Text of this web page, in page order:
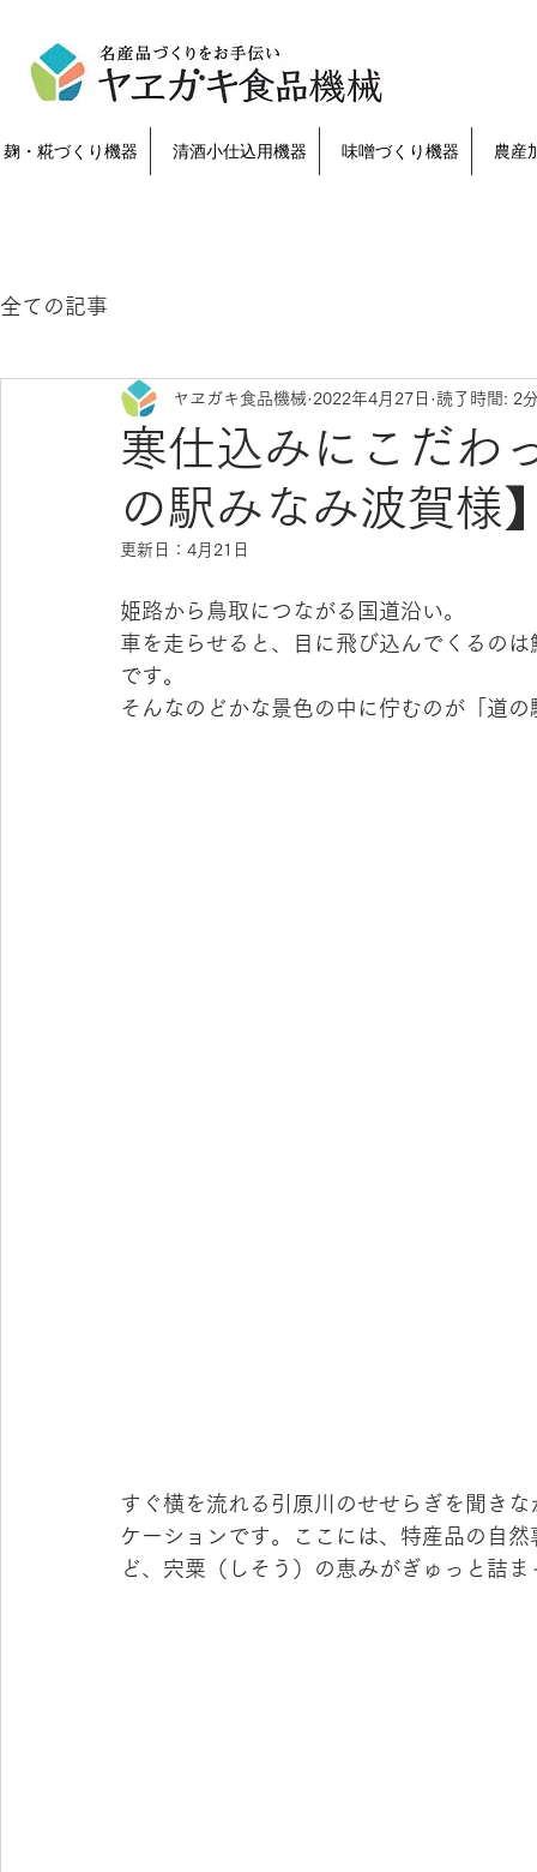
麹・糀づくり機器 清酒小仕込用機器 味噌づくり機器 農産
全ての記事
寒仕込みにこだわ
の駅みなみ波賀様
ヤヱガキ食品機械 2022年4月27日 読了時間: 2
更新日： 4月21日
姫路から鳥取につながる国道沿い。
車を走らせると、目に飛び込んでくるの
です。
そんなのどかな景色の中に佇むのが「道
すぐ横を流れる引原川のせせらぎを聞き
ケーションです。ここには、特産品の自
ど、宍粟（しそう）の恵みがぎゅっと詰